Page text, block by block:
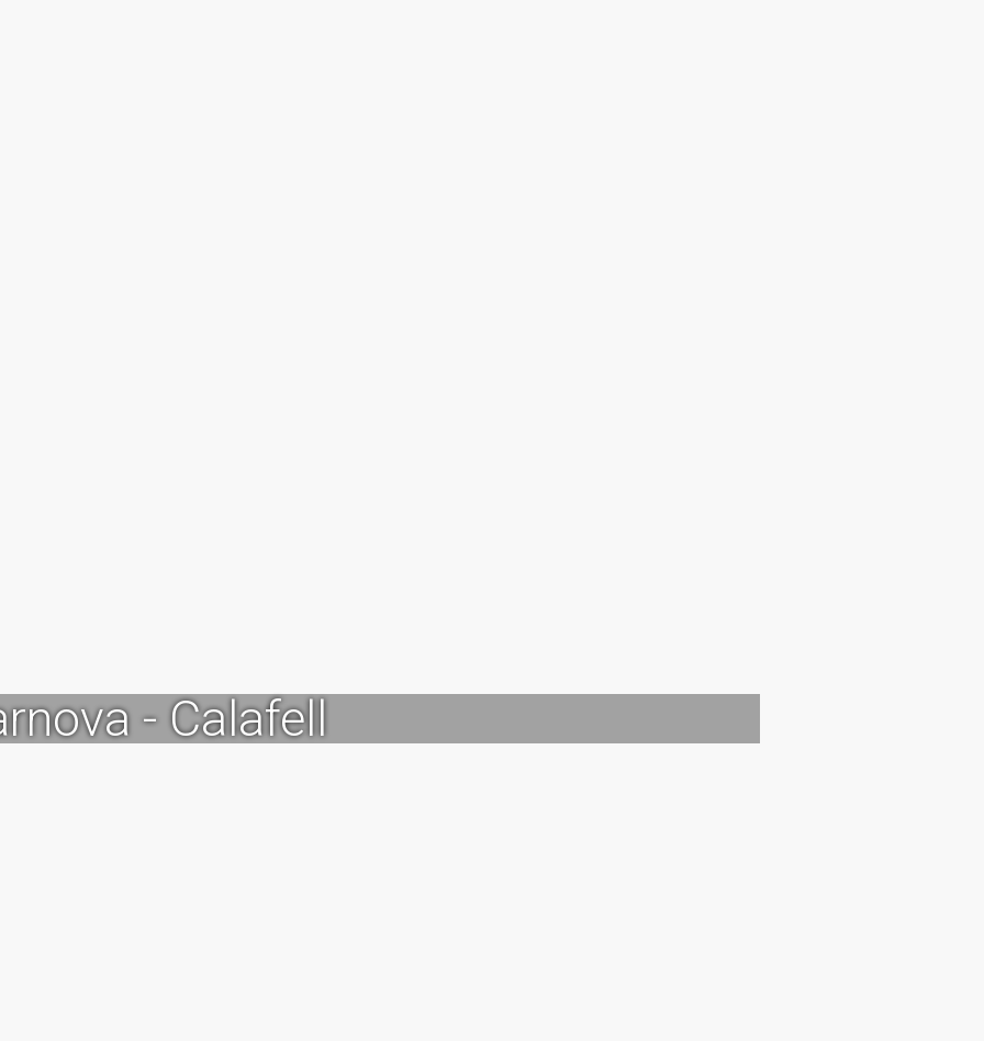
- Calafell